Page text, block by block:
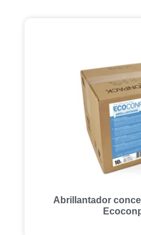
Abrillantador